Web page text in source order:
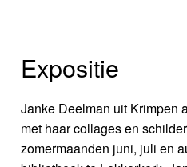
Expositie
Janke Deelman uit Krimpen
met haar collages en
zomermaanden juni, juli en